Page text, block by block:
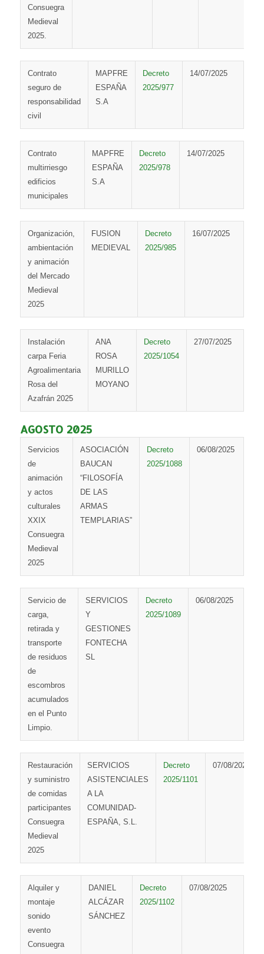
Consuegra
Medieval
2025.
Contrato
seguro de
responsabilidad
civil
MAPFRE
ESPAÑA
S.A
Decreto
2025/977
14/07/2025
Contrato
multirriesgo
edificios
municipales
MAPFRE
ESPAÑA
S.A
Decreto
2025/978
14/07/2025
Organización,
ambientación
y animación
del Mercado
Medieval
2025
FUSION
MEDIEVAL
Decreto
2025/985
16/07/2025
Instalación
carpa Feria
Agroalimentaria
Rosa del
Azafrán 2025
ANA
ROSA
MURILLO
MOYANO
Decreto
2025/1054
27/07/2025
AGOSTO 2025
Servicios
de
animación
y actos
culturales
XXIX
Consuegra
Medieval
2025
ASOCIACIÓN
BAUCAN
“FILOSOFÍA
DE LAS
ARMAS
TEMPLARIAS”
Decreto
2025/1088
06/08/2025
Servicio de
carga,
retirada y
transporte
de residuos
de
escombros
acumulados
en el Punto
Limpio.
SERVICIOS
Y
GESTIONES
FONTECHA
SL
Decreto
2025/1089
06/08/2025
Restauración
y suministro
de comidas
participantes
Consuegra
Medieval
2025
SERVICIOS
ASISTENCIALES
A LA
COMUNIDAD-
ESPAÑA, S.L.
Decreto
2025/1101
07/08/2025
Alquiler y
montaje
sonido
evento
Consuegra
DANIEL
ALCÁZAR
SÁNCHEZ
Decreto
2025/1102
07/08/2025